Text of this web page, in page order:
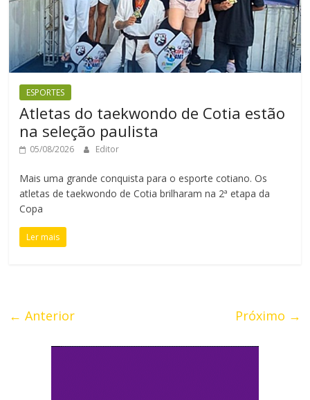
ESPORTES
Atletas do taekwondo de Cotia estão
na seleção paulista
05/08/2026 Editor
Mais uma grande conquista para o esporte cotiano. Os
atletas de taekwondo de Cotia brilharam na 2ª etapa da
Copa
Ler mais
← Anterior Próximo →